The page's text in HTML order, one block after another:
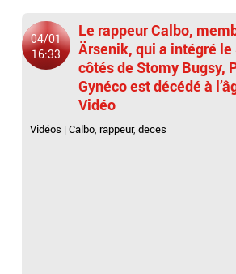
04/01
16:33
Le rappeur Calbo,
Ärsenik, qui a intégré le
côtés de Stomy Bugsy,
Gynéco est décédé à
Vidéo
Vidéos |Calbo, rappeur,deces